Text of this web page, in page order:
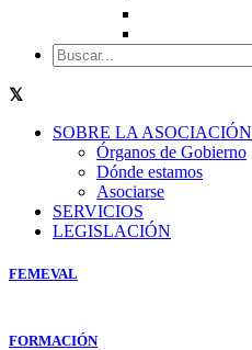
SOBRE LA ASOCIACIÓN
Órganos de Gobierno
Dónde estamos
Asociarse
SERVICIOS
LEGISLACIÓN
FEMEVAL
FORMACIÓN